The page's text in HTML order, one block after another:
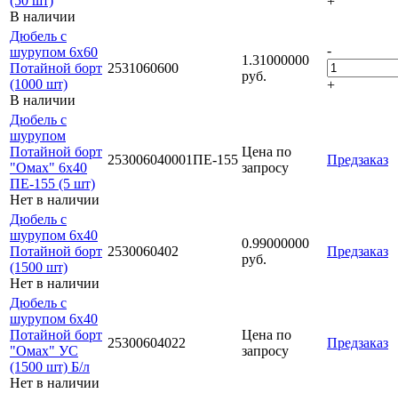
В наличии
Дюбель с
шурупом 6х60
Потайной борт
(1000 шт)
В наличии
2531060600
1.31000000
руб.
-
+
Дюбель с
шурупом
Потайной борт
"Омах" 6х40
ПЕ-155 (5 шт)
Нет в наличии
253006040001ПЕ-155
Цена по
запросу
Предзаказ
Дюбель с
шурупом 6х40
Потайной борт
(1500 шт)
Нет в наличии
2530060402
0.99000000
руб.
Предзаказ
Дюбель с
шурупом 6х40
Потайной борт
"Омах" УС
(1500 шт) Б/л
Нет в наличии
25300604022
Цена по
запросу
Предзаказ